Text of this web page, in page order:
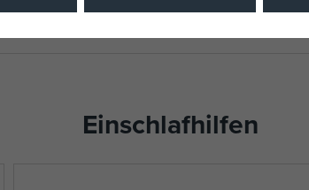
Einschlafhilfen